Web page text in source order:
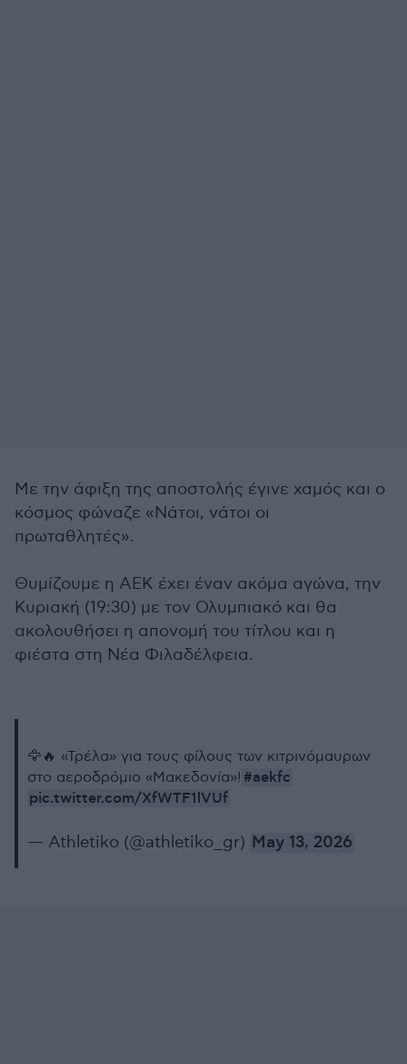
Με την άφιξη της αποστολής έγινε χαμός και ο
κόσμος φώναζε «Νάτοι, νάτοι οι
πρωταθλητές».
Θυμίζουμε η ΑΕΚ έχει έναν ακόμα αγώνα, την
Κυριακή (19:30) με τον Ολυμπιακό και θα
ακολουθήσει η απονομή του τίτλου και η
φιέστα στη Νέα Φιλαδέλφεια.
🦅🔥 «Τρέλα» για τους φίλους των κιτρινόμαυρων
στο αεροδρόμιο «Μακεδονία»! #aekfc
pic.twitter.com/XfWTF1lVUf
— Athletiko (@athletiko_gr) May 13, 2026